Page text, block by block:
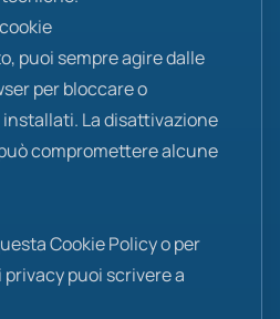
puoi sempre agire dalle
per bloccare o
La disattivazione
compromettere alcune
Cookie Policy o per
puoi scrivere a